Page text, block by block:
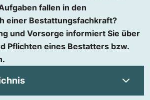
fallen in den
einer Bestattungsfachkraft?
und Vorsorge informiert Sie über
Pflichten eines Bestatters bzw.